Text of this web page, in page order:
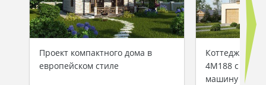
Проект компактного дома в
европейском стиле
Коттедж с
4M188 с
машину